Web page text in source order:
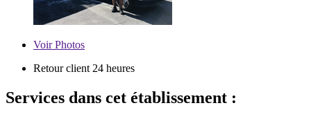
VoirPhotos
Retour client 24 heures
Services dans cet établissement :